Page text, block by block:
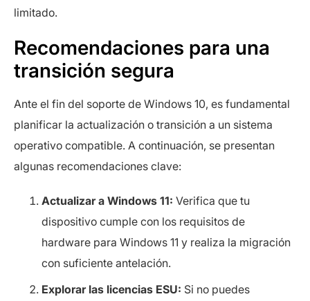
limitado.
Recomendaciones para una
transición segura
Ante el fin del soporte de Windows 10, es fundamental
planificar la actualización o transición a un sistema
operativo compatible. A continuación, se presentan
algunas recomendaciones clave:
Actualizar a Windows 11: Verifica que tu
dispositivo cumple con los requisitos de
hardware para Windows 11 y realiza la migración
con suficiente antelación.
Explorar las licencias ESU: Si no puedes